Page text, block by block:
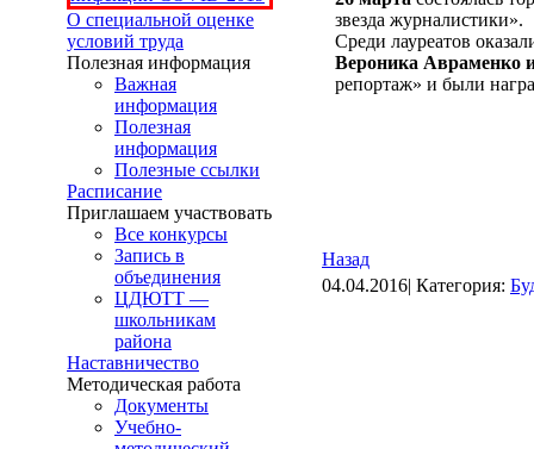
О специальной оценке
условий труда
Полезная информация
Важная
информация
Полезная
информация
Полезные ссылки
Расписание
Приглашаем участвовать
Все конкурсы
Запись в
объединения
ЦДЮТТ —
школьникам
района
Наставничество
Методическая работа
Документы
Учебно-
звезда журналистики».
Среди лауреатов
Вероника Авраменко
репортаж» и были
Назад
04.04.2016| Категория: